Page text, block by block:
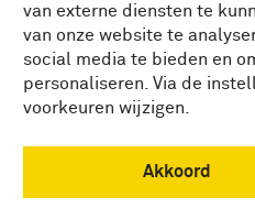
van externe diensten te
van onze website te
social media te bieden en
personaliseren. Via de
voorkeuren wijzigen.
Akkoord
innovatie. Of het
Intelligence,
toegepaste
alsof moderne
bepaalt. Toch zijn
eeuwen hetzelfde
nachtkijkers dragen